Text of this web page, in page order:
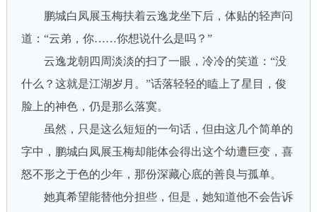
鹏城白凤展玉梅扶着云逸龙坐下后，体贴的轻声问
道：“云弟，你……你想说什么是吗？”
云逸龙朝四周淡淡的扫了一眼，冷冷的笑道：“没
什么？这就是江湖岁月。”话落轻轻的瞌上了星目，俊
脸上的神色，仍是那么落寞。
虽然，只是这么短短的一句话，但由这几个简单的
字中，鹏城白凤展玉梅却能体会得出这个幼遭巨变，喜
怒不形之于色的少年，那份深藏心底的善良与孤单。
她真希望能替他分担些，但是，她知道他不会告诉